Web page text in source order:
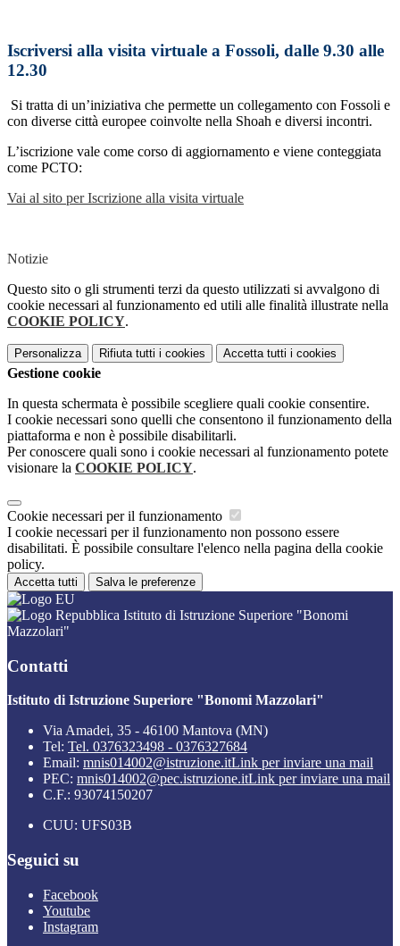
Iscriversi alla visita virtuale a Fossoli, dalle 9.30 alle
12.30
Si tratta di un’iniziativa che permette un collegamento con Fossoli e
con diverse città europee coinvolte nella Shoah e diversi incontri.
L’iscrizione vale come corso di aggiornamento e viene conteggiata
come PCTO:
Vai al sito per Iscrizione alla visita virtuale
Notizie
Questo sito o gli strumenti terzi da questo utilizzati si avvalgono di
cookie necessari al funzionamento ed utili alle finalità illustrate nella
COOKIE POLICY.
Personalizza Rifiuta tutti i cookies Accetta tutti i cookies
Gestione cookie
In questa schermata è possibile scegliere quali cookie consentire.
I cookie necessari sono quelli che consentono il funzionamento della
piattaforma e non è possibile disabilitarli.
Per conoscere quali sono i cookie necessari al funzionamento potete
visionare la COOKIE POLICY.
Cookie necessari per il funzionamento
I cookie necessari per il funzionamento non possono essere
disabilitati. È possibile consultare l'elenco nella pagina della cookie
policy.
Accetta tutti Salva le preferenze
Istituto di Istruzione Superiore "Bonomi
Mazzolari"
Contatti
Istituto di Istruzione Superiore "Bonomi Mazzolari"
Via Amadei, 35 - 46100 Mantova (MN)
Tel: Tel. 0376323498 - 0376327684
Email: mnis014002@istruzione.itLink per inviare una mail
PEC: mnis014002@pec.istruzione.itLink per inviare una mail
C.F.: 93074150207
CUU: UFS03B
Seguici su
Facebook
Youtube
Instagram